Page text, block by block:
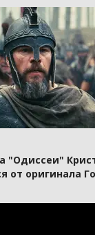
"Одиссеи"
от оригинала